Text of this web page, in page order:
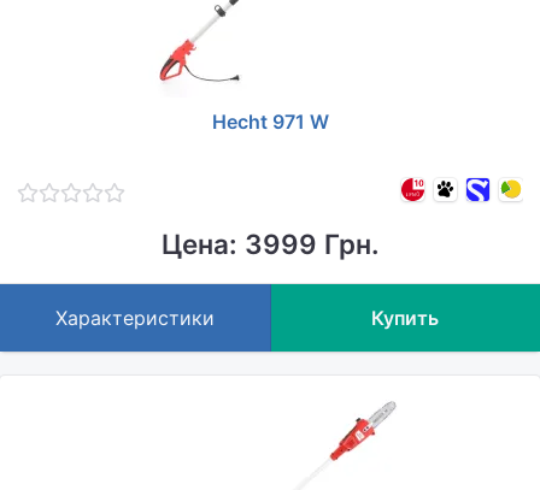
Hecht 971 W
Цена: 3999 Грн.
Характеристики Купить